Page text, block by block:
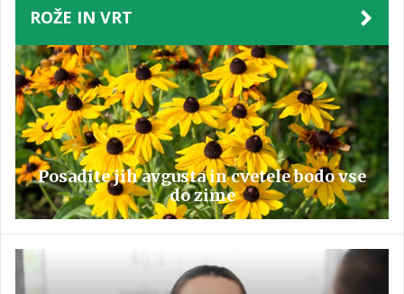
ROŽE IN VRT
Posadite jih avgusta in cvetele bodo vse
do zime